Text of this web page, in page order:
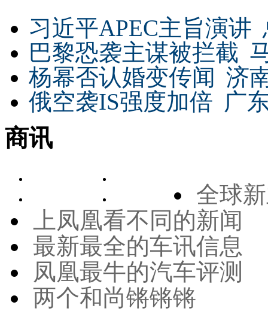
习近平APEC主旨演讲
巴黎恐袭主谋被拦截
杨幂否认婚变传闻 济
俄空袭IS强度加倍 广
商讯
全球
上凤凰看不同的新闻
最新最全的车讯信息
凤凰最牛的汽车评测
两个和尚锵锵锵